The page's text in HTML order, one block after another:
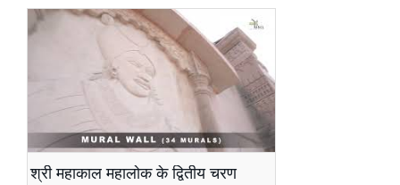
श्री महाकाल महालोक के द्वितीय चरण